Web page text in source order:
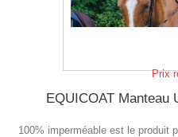
Prix
EQUICOAT Manteau
100% imperméable est le produit